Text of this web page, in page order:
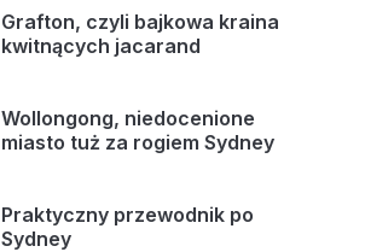
Grafton, czyli bajkowa kraina
kwitnących jacarand
Wollongong, niedocenione
miasto tuż za rogiem Sydney
Praktyczny przewodnik po
Sydney